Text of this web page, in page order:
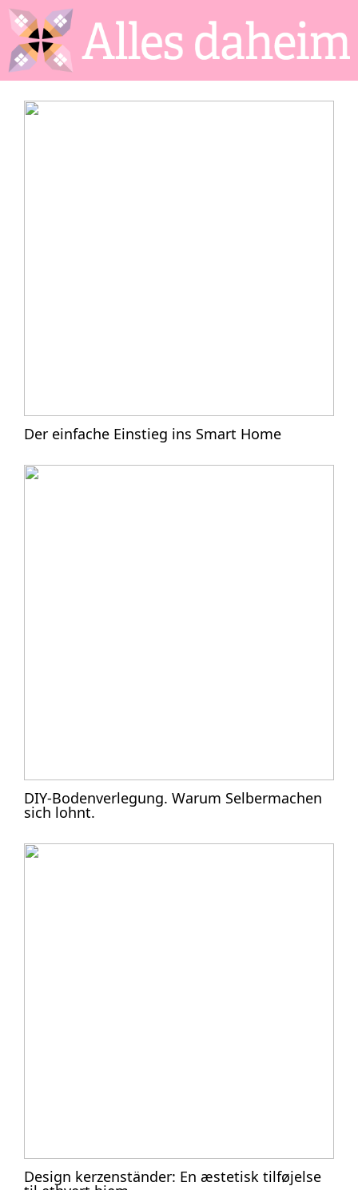
Der einfache Einstieg ins Smart Home
DIY-Bodenverlegung. Warum Selbermachen
sich lohnt.
Design kerzenständer: En æstetisk tilføjelse